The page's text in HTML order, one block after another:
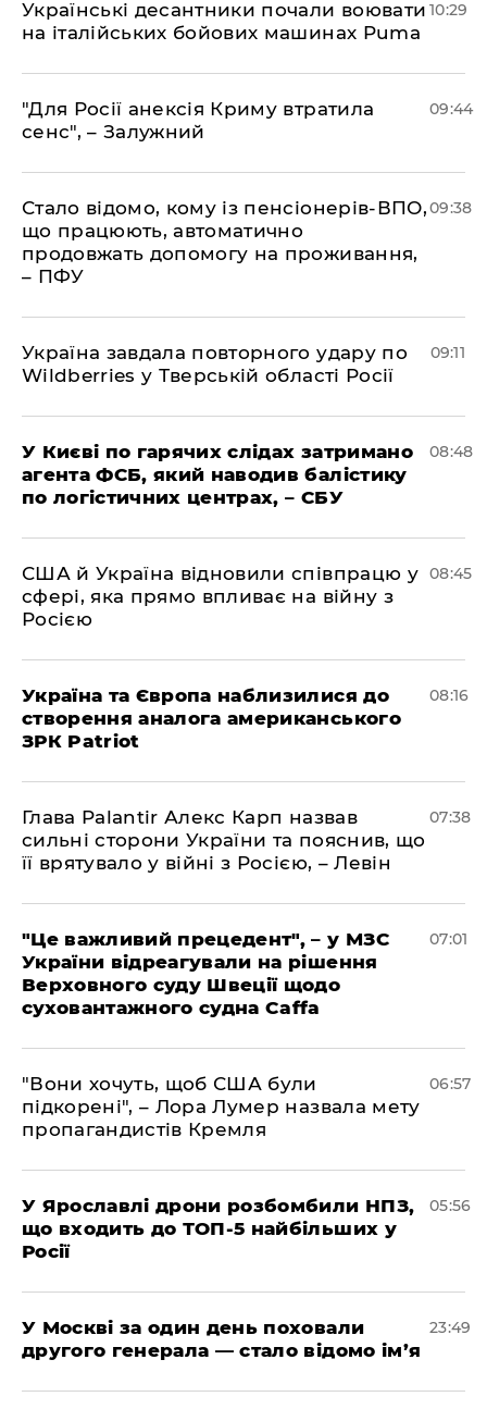
Українські десантники почали воювати
на італійських бойових машинах Puma
10:29
"Для Росії анексія Криму втратила
сенс", – Залужний
09:44
Стало відомо, кому із пенсіонерів-ВПО,
що працюють, автоматично
продовжать допомогу на проживання,
– ПФУ
09:38
Україна завдала повторного удару по
Wildberries у Тверській області Росії
09:11
У Києві по гарячих слідах затримано
агента ФСБ, який наводив балістику
по логістичних центрах, – СБУ
08:48
США й Україна відновили співпрацю у
сфері, яка прямо впливає на війну з
Росією
08:45
Україна та Європа наблизилися до
створення аналога американського
ЗРК Patriot
08:16
Глава Palantir Алекс Карп назвав
сильні сторони України та пояснив, що
її врятувало у війні з Росією, – Левін
07:38
"Це важливий прецедент", – у МЗС
України відреагували на рішення
Верховного суду Швеції щодо
суховантажного судна Caffa
07:01
"Вони хочуть, щоб США були
підкорені", – Лора Лумер назвала мету
пропагандистів Кремля
06:57
У Ярославлі дрони розбомбили НПЗ,
що входить до ТОП-5 найбільших у
Росії
05:56
​У Москві за один день поховали
другого генерала — стало відомо ім’я
23:49